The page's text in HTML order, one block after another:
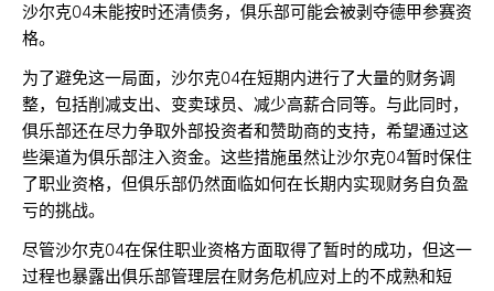
沙尔克04未能按时还清债务，俱乐部可能会被剥夺德甲参赛资
格。
为了避免这一局面，沙尔克04在短期内进行了大量的财务调
整，包括削减支出、变卖球员、减少高薪合同等。与此同时，
俱乐部还在尽力争取外部投资者和赞助商的支持，希望通过这
些渠道为俱乐部注入资金。这些措施虽然让沙尔克04暂时保住
了职业资格，但俱乐部仍然面临如何在长期内实现财务自负盈
亏的挑战。
尽管沙尔克04在保住职业资格方面取得了暂时的成功，但这一
过程也暴露出俱乐部管理层在财务危机应对上的不成熟和短